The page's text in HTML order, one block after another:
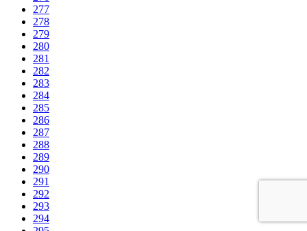
277
278
279
280
281
282
283
284
285
286
287
288
289
290
291
292
293
294